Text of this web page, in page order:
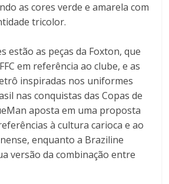
as cores verde e amarela com
tricolor.
estão as peças da Foxton, que
em referência ao clube, e as
inspiradas nos uniformes
nas conquistas das Copas de
aposta em uma proposta
à cultura carioca e ao
enquanto a Braziline
versão da combinação entre